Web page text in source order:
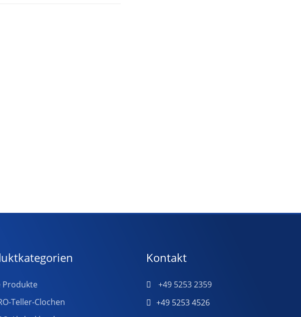
Produkte
Teller-Clochen
Kontakt
+49 5253 2359
+49 5253 4526